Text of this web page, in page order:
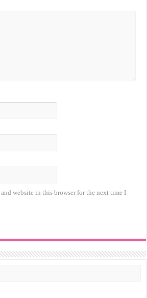
and website in this browser for the next time I